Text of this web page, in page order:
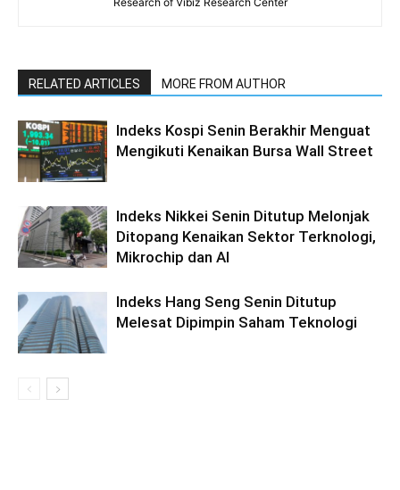
RELATED ARTICLES MORE FROM AUTHOR
Indeks Kospi Senin Berakhir Menguat
Mengikuti Kenaikan Bursa Wall Street
Indeks Nikkei Senin Ditutup Melonjak
Ditopang Kenaikan Sektor Terknologi,
Mikrochip dan AI
Indeks Hang Seng Senin Ditutup
Melesat Dipimpin Saham Teknologi